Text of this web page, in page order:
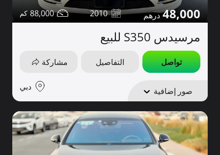
48,000
2010
88,000
مرسيدس S350 للبيع
تواصل التفاصيل مشاركة
صور إضافية دبي